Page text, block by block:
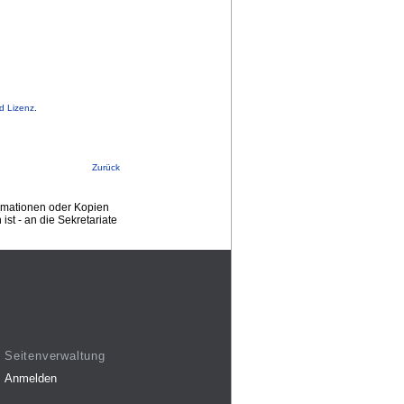
Lizenz
Zurück
oder Kopien
- an die Sekretariate
Seitenverwaltung
Anmelden